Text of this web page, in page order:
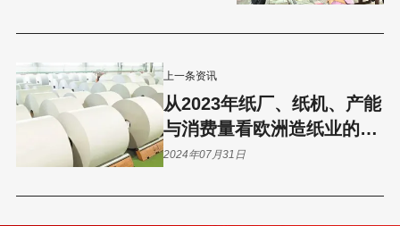
上一条资讯
从2023年纸厂、纸机、产能
与消费量看欧洲造纸业的大
洗牌！
2024年07月31日